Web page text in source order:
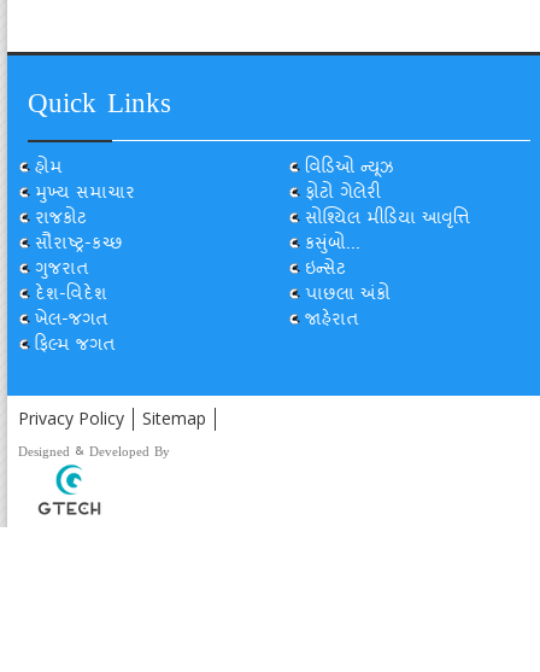
Quick Links
હોમ
મુખ્ય સમાચાર
રાજકોટ
સૌરાષ્ટ્ર-કચ્છ
ગુજરાત
દેશ-વિદેશ
ખેલ-જગત
ફિલ્મ જગત
વિડિઓ ન્યૂઝ
ફોટો ગેલેરી
સોશ્યિલ મીડિયા આવૃત્તિ
કસુંબો...
ઇન્સેટ
પાછલા અંકો
જાહેરાત
Privacy Policy Sitemap
Designed & Developed By